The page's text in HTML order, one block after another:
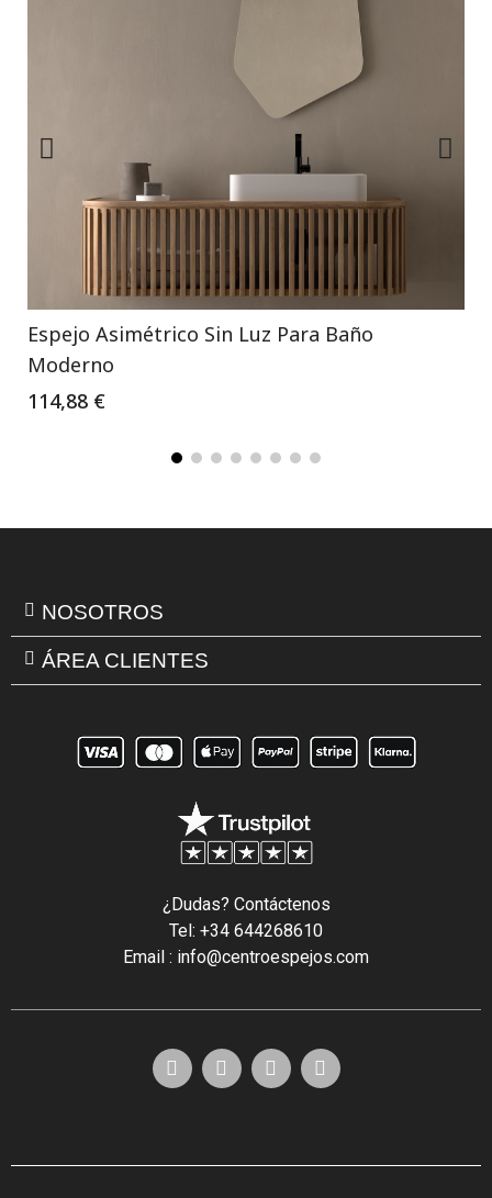
Espejo Asimétrico Sin Luz Para Baño
Moderno
114,88 €
NOSOTROS
ÁREA CLIENTES
¿Dudas? Contáctenos
Tel: +34 644268610
Email : info@centroespejos.com